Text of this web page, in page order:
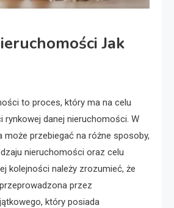
Jak
to proces, który ma na celu
rynkowej danej nieruchomości. W
może przebiegać na różne sposoby,
nieruchomości oraz celu
kolejności należy zrozumieć, że
przez
który posiada